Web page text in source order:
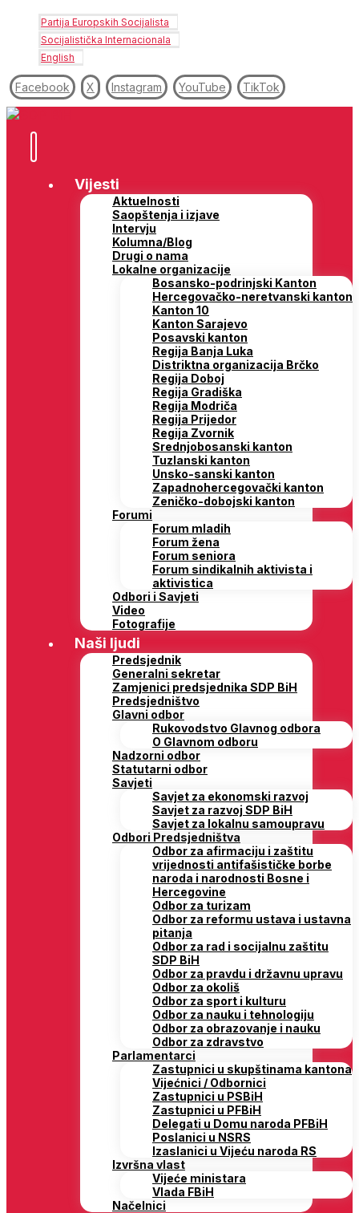
Partija Europskih Socijalista
Socijalistička Internacionala
English
Facebook X Instagram YouTube TikTok
Vijesti
Aktuelnosti
Saopštenja i izjave
Intervju
Kolumna/Blog
Drugi o nama
Lokalne organizacije
Bosansko-podrinjski Kanton
Hercegovačko-neretvanski kanton
Kanton 10
Kanton Sarajevo
Posavski kanton
Regija Banja Luka
Distriktna organizacija Brčko
Regija Doboj
Regija Gradiška
Regija Modriča
Regija Prijedor
Regija Zvornik
Srednjobosanski kanton
Tuzlanski kanton
Unsko-sanski kanton
Zapadnohercegovački kanton
Zeničko-dobojski kanton
Forumi
Forum mladih
Forum žena
Forum seniora
Forum sindikalnih aktivista i
aktivistica
Odbori i Savjeti
Video
Fotografije
Naši ljudi
Predsjednik
Generalni sekretar
Zamjenici predsjednika SDP BiH
Predsjedništvo
Glavni odbor
Rukovodstvo Glavnog odbora
O Glavnom odboru
Nadzorni odbor
Statutarni odbor
Savjeti
Savjet za ekonomski razvoj
Savjet za razvoj SDP BiH
Savjet za lokalnu samoupravu
Odbori Predsjedništva
Odbor za afirmaciju i zaštitu
vrijednosti antifašističke borbe
naroda i narodnosti Bosne i
Hercegovine
Odbor za turizam
Odbor za reformu ustava i ustavna
pitanja
Odbor za rad i socijalnu zaštitu
SDP BiH
Odbor za pravdu i državnu upravu
Odbor za okoliš
Odbor za sport i kulturu
Odbor za nauku i tehnologiju
Odbor za obrazovanje i nauku
Odbor za zdravstvo
Parlamentarci
Zastupnici u skupštinama kantona
Vijećnici / Odbornici
Zastupnici u PSBiH
Zastupnici u PFBiH
Delegati u Domu naroda PFBiH
Poslanici u NSRS
Izaslanici u Vijeću naroda RS
Izvršna vlast
Vijeće ministara
Vlada FBiH
Načelnici